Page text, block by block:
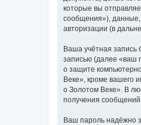
которые вы
сообщения»), данные,
авторизации (в
Ваша учётная запись
записью (далее «ваш
о защите
Веке», кроме вашего
о Золотом Веке». В
получения
Ваш пароль надёжно